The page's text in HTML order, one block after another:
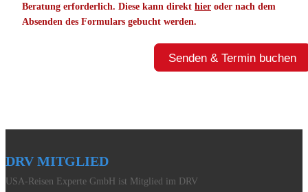
Beratung erforderlich. Diese kann direkt hier oder nach dem
Absenden des Formulars gebucht werden.
Senden & Termin buchen
DRV MITGLIED
USA-Reisen Experte GmbH ist Mitglied im DRV